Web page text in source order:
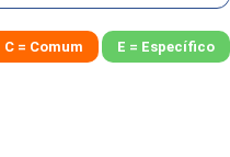
C = Comum E = Específico